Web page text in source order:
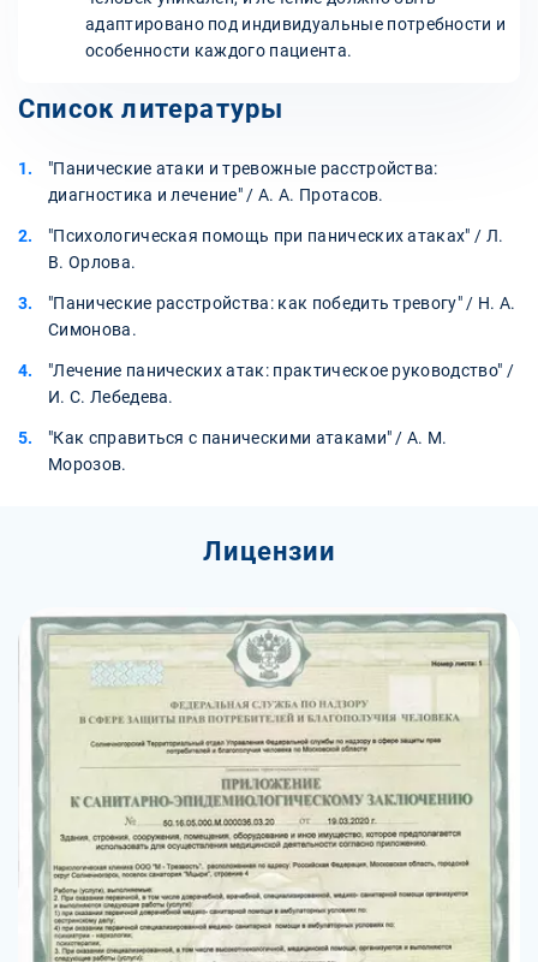
адаптировано под индивидуальные потребности и
особенности каждого пациента.
Список литературы
"Панические атаки и тревожные расстройства:
диагностика и лечение" / А. А. Протасов.
"Психологическая помощь при панических атаках" / Л.
В. Орлова.
"Панические расстройства: как победить тревогу" / Н. А.
Симонова.
"Лечение панических атак: практическое руководство" /
И. С. Лебедева.
"Как справиться с паническими атаками" / А. М.
Морозов.
Лицензии